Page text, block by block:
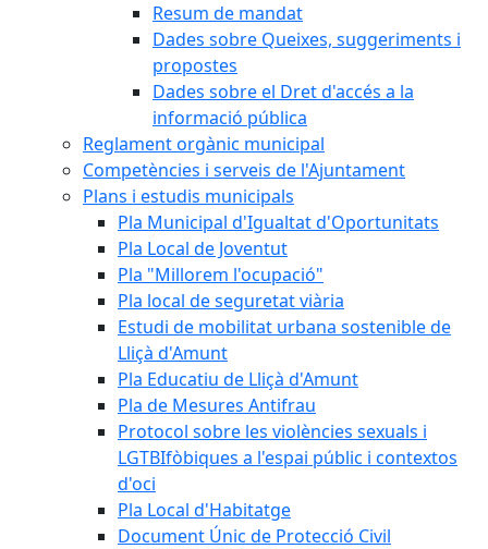
Resum de mandat
Dades sobre Queixes, suggeriments i
propostes
Dades sobre el Dret d'accés a la
informació pública
Reglament orgànic municipal
Competències i serveis de l'Ajuntament
Plans i estudis municipals
Pla Municipal d'Igualtat d'Oportunitats
Pla Local de Joventut
Pla "Millorem l'ocupació"
Pla local de seguretat viària
Estudi de mobilitat urbana sostenible de
Lliçà d'Amunt
Pla Educatiu de Lliçà d'Amunt
Pla de Mesures Antifrau
Protocol sobre les violències sexuals i
LGTBIfòbiques a l'espai públic i contextos
d'oci
Pla Local d'Habitatge
Document Únic de Protecció Civil